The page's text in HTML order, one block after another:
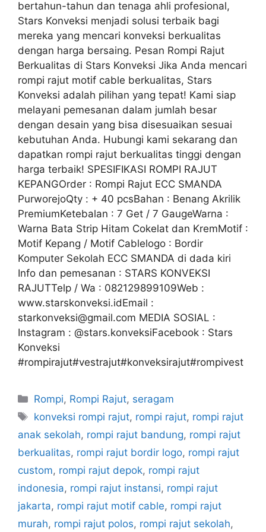
bertahun-tahun dan tenaga ahli profesional,
Stars Konveksi menjadi solusi terbaik bagi
mereka yang mencari konveksi berkualitas
dengan harga bersaing. Pesan Rompi Rajut
Berkualitas di Stars Konveksi Jika Anda mencari
rompi rajut motif cable berkualitas, Stars
Konveksi adalah pilihan yang tepat! Kami siap
melayani pemesanan dalam jumlah besar
dengan desain yang bisa disesuaikan sesuai
kebutuhan Anda. Hubungi kami sekarang dan
dapatkan rompi rajut berkualitas tinggi dengan
harga terbaik! SPESIFIKASI ROMPI RAJUT
KEPANGOrder : Rompi Rajut ECC SMANDA
PurworejoQty : + 40 pcsBahan : Benang Akrilik
PremiumKetebalan : 7 Get / 7 GaugeWarna :
Warna Bata Strip Hitam Cokelat dan KremMotif :
Motif Kepang / Motif Cablelogo : Bordir
Komputer Sekolah ECC SMANDA di dada kiri
Info dan pemesanan : STARS KONVEKSI
RAJUTTelp / Wa : 082129899109Web :
www.starskonveksi.idEmail :
starkonveksi@gmail.com MEDIA SOSIAL :
Instagram : @stars.konveksiFacebook : Stars
Konveksi
#rompirajut#vestrajut#konveksirajut#rompivest
Rompi, Rompi Rajut, seragam
konveksi rompi rajut, rompi rajut, rompi rajut
anak sekolah, rompi rajut bandung, rompi rajut
berkualitas, rompi rajut bordir logo, rompi rajut
custom, rompi rajut depok, rompi rajut
indonesia, rompi rajut instansi, rompi rajut
jakarta, rompi rajut motif cable, rompi rajut
murah, rompi rajut polos, rompi rajut sekolah,